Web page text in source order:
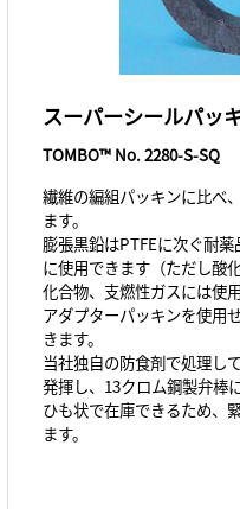
スーパーシールパッ
TOMBO™ No. 2280-S-SQ
繊維の編組パッキンに比べ
ます。
膨張黒鉛はPTFEに次ぐ耐
に使用できます（ただし酸
化合物、支燃性ガスには使
アダプターパッキンを使用
きます。
当社独自の防食剤で処理し
発揮し、13クロム鋼製弁棒
ひも状で在庫できるため、
ます。